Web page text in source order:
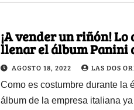
¡A vender un riñón! Lo
llenar el álbum Panini
AGOSTO 18, 2022 LAS DOS
Como es costumbre durante la
álbum de la empresa italiana